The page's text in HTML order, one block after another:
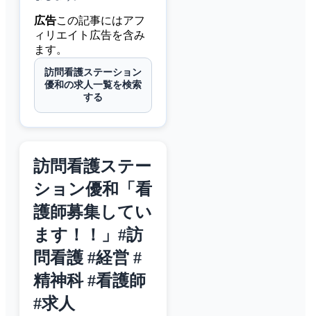
広告この記事にはアフ
ィリエイト広告を含み
ます。
訪問看護ステーション
優和の求人一覧を検索
する
訪問看護ステー
ション優和「看
護師募集してい
ます！！」#訪
問看護 #経営 #
精神科 #看護師
#求人